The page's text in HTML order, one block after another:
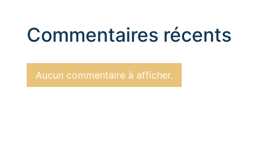
Commentaires récents
Aucun commentaire à afficher.